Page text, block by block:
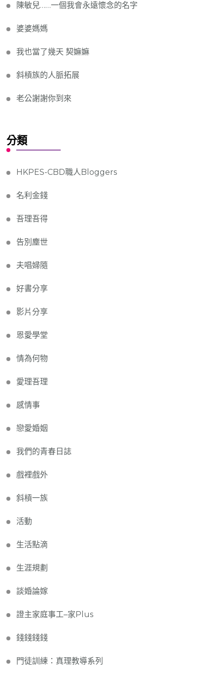
陳敏兒……一個我會永遠懷念的名字
婆婆媽媽
我也當了幾天 契嫲嫲
斜槓族的人脈拓展
老公謝謝你到來
分類
HKPES-CBD職人Bloggers
名利金錢
吾理吾得
告別塵世
夫唱婦隨
好書分享
影片分享
恩愛學堂
情為何物
愛理吾理
感情事
戀愛婚姻
我們的青春日誌
戲裡戲外
斜槓一族
活動
生活點滴
生涯規劃
談婚論嫁
證主家庭事工–家Plus
錢錢錢錢
門徒訓練：真理教導系列